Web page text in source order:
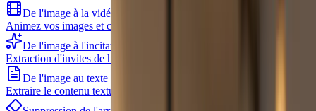
De l'image à la vidéo
Animez vos images et créez des vidéos
De l'image à l'incitation
Extraction d'invites de haute qualité à partir d'images existantes
De l'image au texte
Extraire le contenu textuel des images avec l'OCR